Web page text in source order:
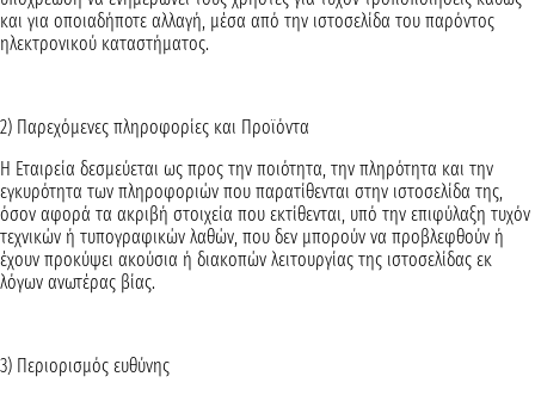
και για οποιαδήποτε αλλαγή, μέσα από την ιστοσελίδα του παρόντος
ηλεκτρονικού καταστήματος.
2) Παρεχόμενες πληροφορίες και Προϊόντα
H Εταιρεία δεσμεύεται ως προς την ποιότητα, την πληρότητα και την
εγκυρότητα των πληροφοριών που παρατίθενται στην ιστοσελίδα της,
όσον αφορά τα ακριβή στοιχεία που εκτίθενται, υπό την επιφύλαξη τυχόν
τεχνικών ή τυπογραφικών λαθών, που δεν μπορούν να προβλεφθούν ή
έχουν προκύψει ακούσια ή διακοπών λειτουργίας της ιστοσελίδας εκ
λόγων ανωτέρας βίας.
3) Περιορισμός ευθύνης